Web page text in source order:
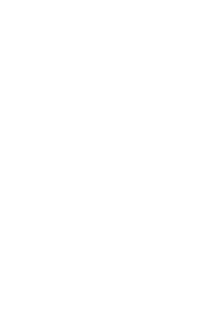
Apps and Desktops 7